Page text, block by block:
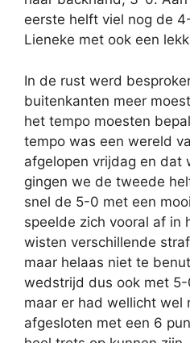
eerste helft viel nog de
Lieneke met ook een
In de rust werd
buitenkanten meer
het tempo moesten
tempo was een wereld
afgelopen vrijdag en dat
gingen we de tweede
snel de 5-0 met een
speelde zich vooral af in
wisten verschillende
maar helaas niet te
wedstrijd dus ook met
maar er had wellicht wel
afgesloten met een 6